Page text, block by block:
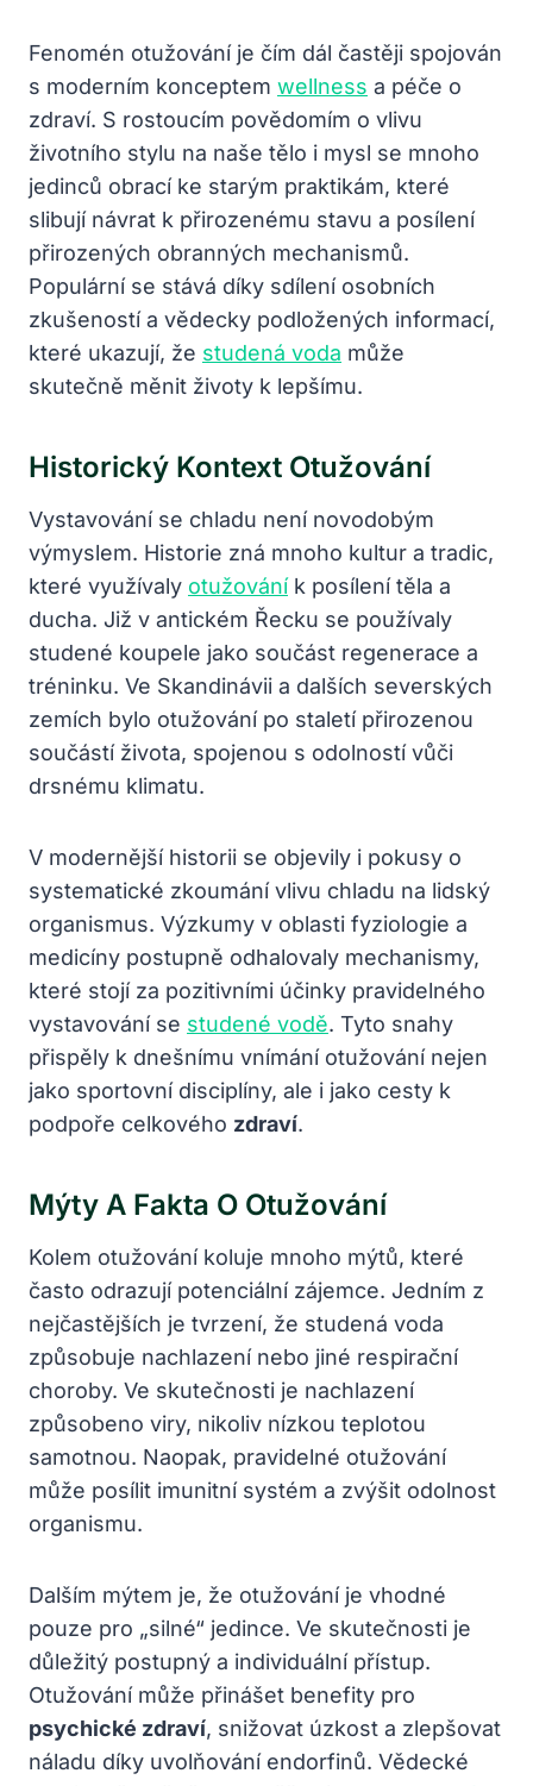
Fenomén otužování je čím dál častěji spojován
s moderním konceptem wellness a péče o
zdraví. S rostoucím povědomím o vlivu
životního stylu na naše tělo i mysl se mnoho
jedinců obrací ke starým praktikám, které
slibují návrat k přirozenému stavu a posílení
přirozených obranných mechanismů.
Populární se stává díky sdílení osobních
zkušeností a vědecky podložených informací,
které ukazují, že studená voda může
skutečně měnit životy k lepšímu.
Historický Kontext Otužování
Vystavování se chladu není novodobým
výmyslem. Historie zná mnoho kultur a tradic,
které využívaly otužováník posílení těla a
ducha. Již v antickém Řecku se používaly
studené koupele jako součást regenerace a
tréninku. Ve Skandinávii a dalších severských
zemích bylo otužování po staletí přirozenou
součástí života, spojenou s odolností vůči
drsnému klimatu.
V modernější historii se objevily i pokusy o
systematické zkoumání vlivu chladu na lidský
organismus. Výzkumy v oblasti fyziologie a
medicíny postupně odhalovaly mechanismy,
které stojí za pozitivními účinky pravidelného
vystavování se studené vodě. Tyto snahy
přispěly k dnešnímu vnímání otužování nejen
jako sportovní disciplíny, ale i jako cesty k
podpoře celkového zdraví.
Mýty A Fakta O Otužování
Kolem otužování koluje mnoho mýtů, které
často odrazují potenciální zájemce. Jedním z
nejčastějších je tvrzení, že studená voda
způsobuje nachlazení nebo jiné respirační
choroby. Ve skutečnosti je nachlazení
způsobeno viry, nikoliv nízkou teplotou
samotnou. Naopak, pravidelné otužování
může posílit imunitní systém a zvýšit odolnost
organismu.
Dalším mýtem je, že otužování je vhodné
pouze pro „silné“ jedince. Ve skutečnosti je
důležitý postupný a individuální přístup.
Otužování může přinášet benefity pro
psychické zdraví, snižovat úzkost a zlepšovat
náladu díky uvolňování endorfinů. Vědecké